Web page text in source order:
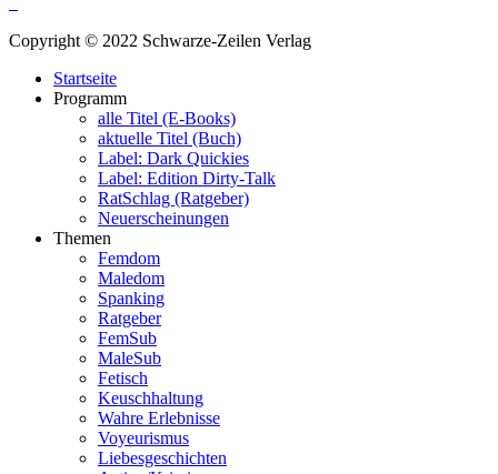
Copyright © 2022 Schwarze-Zeilen Verlag
Startseite
Programm
alle Titel (E-Books)
aktuelle Titel (Buch)
Label: Dark Quickies
Label: Edition Dirty-Talk
RatSchlag (Ratgeber)
Neuerscheinungen
Themen
Femdom
Maledom
Spanking
Ratgeber
FemSub
MaleSub
Fetisch
Keuschhaltung
Wahre Erlebnisse
Voyeurismus
Liebesgeschichten